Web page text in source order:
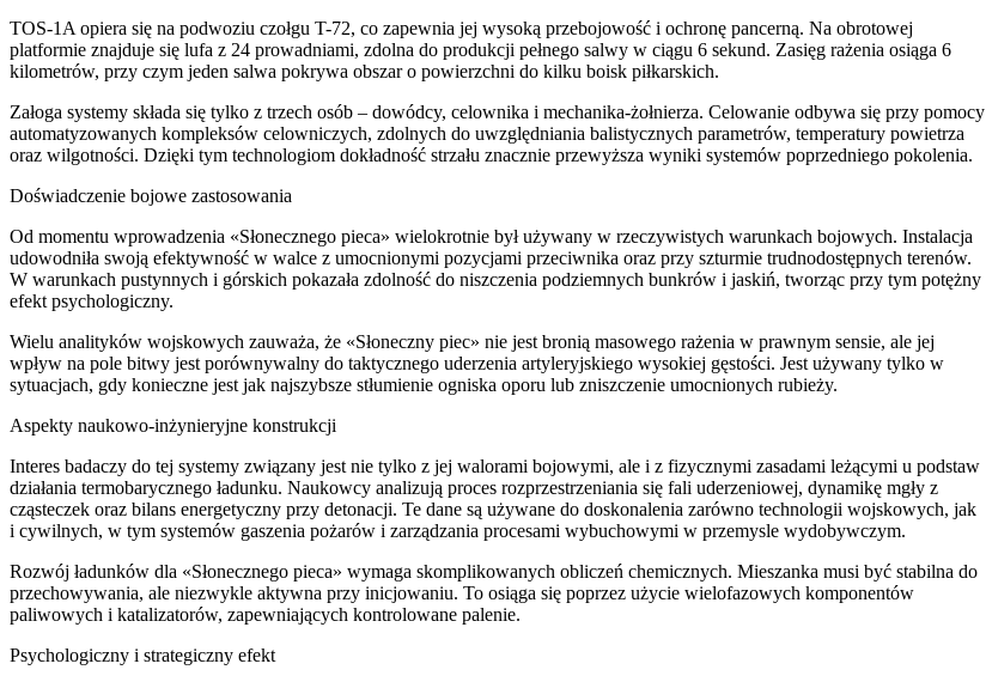
TOS-1A opiera się na podwoziu czołgu T-72, co zapewnia jej wysoką przebojowość i ochronę pancerną. Na obrotowej
platformie znajduje się lufa z 24 prowadniami, zdolna do produkcji pełnego salwy w ciągu 6 sekund. Zasięg rażenia osiąga 6
kilometrów, przy czym jeden salwa pokrywa obszar o powierzchni do kilku boisk piłkarskich.
Załoga systemy składa się tylko z trzech osób – dowódcy, celownika i mechanika-żołnierza. Celowanie odbywa się przy pomocy
automatyzowanych kompleksów celowniczych, zdolnych do uwzględniania balistycznych parametrów, temperatury powietrza
oraz wilgotności. Dzięki tym technologiom dokładność strzału znacznie przewyższa wyniki systemów poprzedniego pokolenia.
Doświadczenie bojowe zastosowania
Od momentu wprowadzenia «Słonecznego pieca» wielokrotnie był używany w rzeczywistych warunkach bojowych. Instalacja
udowodniła swoją efektywność w walce z umocnionymi pozycjami przeciwnika oraz przy szturmie trudnodostępnych terenów.
W warunkach pustynnych i górskich pokazała zdolność do niszczenia podziemnych bunkrów i jaskiń, tworząc przy tym potężny
efekt psychologiczny.
Wielu analityków wojskowych zauważa, że «Słoneczny piec» nie jest bronią masowego rażenia w prawnym sensie, ale jej
wpływ na pole bitwy jest porównywalny do taktycznego uderzenia artyleryjskiego wysokiej gęstości. Jest używany tylko w
sytuacjach, gdy konieczne jest jak najszybsze stłumienie ogniska oporu lub zniszczenie umocnionych rubieży.
Aspekty naukowo-inżynieryjne konstrukcji
Interes badaczy do tej systemy związany jest nie tylko z jej walorami bojowymi, ale i z fizycznymi zasadami leżącymi u podstaw
działania termobarycznego ładunku. Naukowcy analizują proces rozprzestrzeniania się fali uderzeniowej, dynamikę mgły z
cząsteczek oraz bilans energetyczny przy detonacji. Te dane są używane do doskonalenia zarówno technologii wojskowych, jak
i cywilnych, w tym systemów gaszenia pożarów i zarządzania procesami wybuchowymi w przemysle wydobywczym.
Rozwój ładunków dla «Słonecznego pieca» wymaga skomplikowanych obliczeń chemicznych. Mieszanka musi być stabilna do
przechowywania, ale niezwykle aktywna przy inicjowaniu. To osiąga się poprzez użycie wielofazowych komponentów
paliwowych i katalizatorów, zapewniających kontrolowane palenie.
Psychologiczny i strategiczny efekt